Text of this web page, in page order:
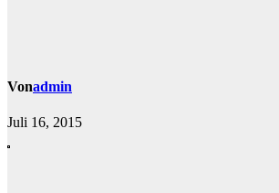
Vonadmin
Juli 16, 2015